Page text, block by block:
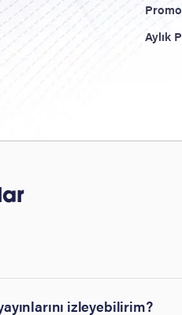
Aylık
izleyebilirim?